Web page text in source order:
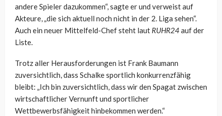
andere Spieler dazukommen“, sagte er und verweist auf
Akteure, „die sich aktuell noch nicht in der 2. Liga sehen“.
Auch ein neuer Mittelfeld-Chef steht laut RUHR24auf der
Liste.
Trotz aller Herausforderungen ist Frank Baumann
zuversichtlich, dass Schalke sportlich konkurrenzfähig
bleibt: „Ich bin zuversichtlich, dass wir den Spagat zwischen
wirtschaftlicher Vernunft und sportlicher
Wettbewerbsfähigkeit hinbekommen werden.“